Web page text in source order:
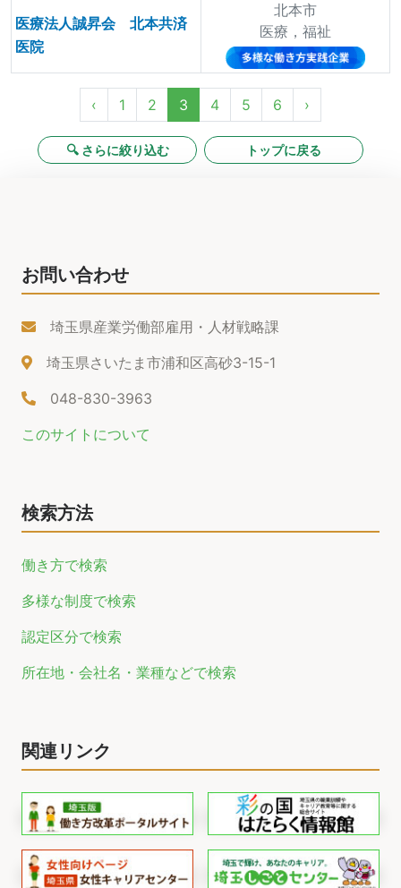
医療法人誠昇会 北本共済
医院
北本市
医療，福祉
‹ 1 2 3 4 5 6 ›
🔍 さらに絞り込む トップに戻る
お問い合わせ
埼玉県産業労働部雇用・人材戦略課
埼玉県さいたま市浦和区高砂3-15-1
048-830-3963
このサイトについて
検索方法
働き方で検索
多様な制度で検索
認定区分で検索
所在地・会社名・業種などで検索
関連リンク